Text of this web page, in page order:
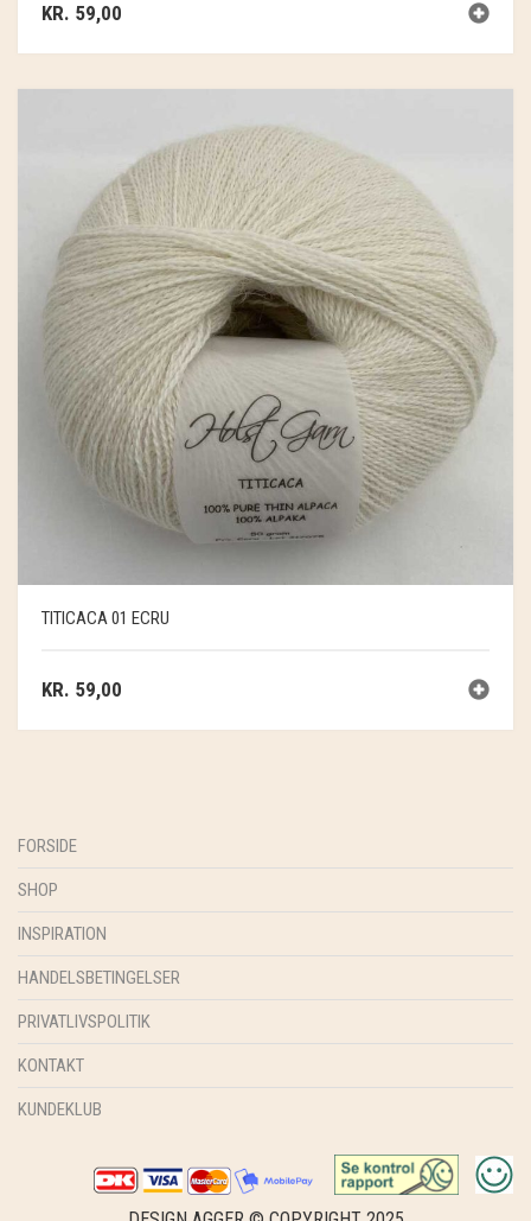
KR. 59,00
TITICACA 01 ECRU
KR. 59,00
FORSIDE
SHOP
INSPIRATION
HANDELSBETINGELSER
PRIVATLIVSPOLITIK
KONTAKT
KUNDEKLUB